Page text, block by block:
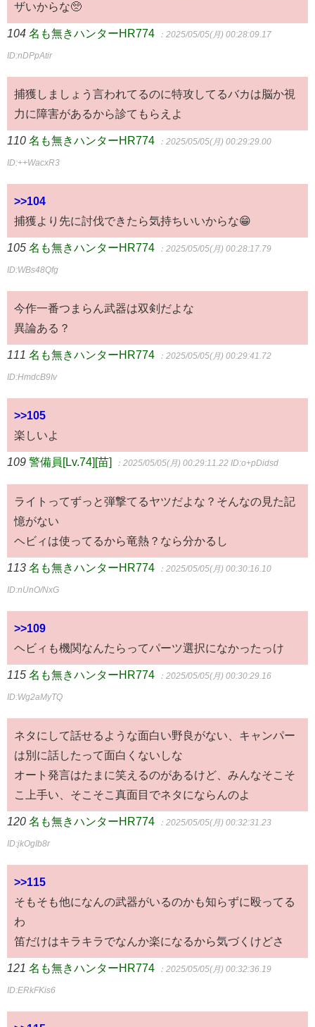
ザいからな🥺
104 名も無きハンターHR774 ：2025/05/05(月) 00:28:09.17
ID:nDPpAtir
捕獲しましょう言われてるのに特攻してるバカは脳か視
力に障害があるから診てもらえよ
110 名も無きハンターHR774 ：2025/05/05(月) 00:29:29.00
ID:++WacxR3
>>104
捕獲より先に討伐できたら気持ちいいからな😁
105 名も無きハンターHR774 ：2025/05/05(月) 00:28:17.79
ID:WBs48Qfg
今作一番つまらん武器は双剣だよな
異論ある？
111 名も無きハンターHR774 ：2025/05/05(月) 00:29:41.72
ID:HmdcB9Iv
>>105
楽しいよ
109 警備員[Lv.74][苗] ：2025/05/05(月) 00:29:11.22 ID:o+pDidsd
ライトってずっと弾撃てるヤツだよな？そんなの見た記
憶がない
ヘビィは使ってるから竜熱？なら分かるし
113 名も無きハンターHR774 ：2025/05/05(月) 00:30:16.10
ID:nUnO/NxG
>>109
ヘビィも機関なんたらってパーツ選択になかったっけ
115 名も無きハンターHR774 ：2025/05/05(月) 00:30:29.16
ID:Wg2aMyTQ
ネタにして話せるような面白い野良がない、キャンパー
は別に話したって面白くないしな
オート発言はたまに笑えるのがあるけど、みんなそこそ
こ上手い、そこそこ真面目でネタにならんのよ
120 名も無きハンターHR774 ：2025/05/05(月) 00:32:31.23
ID:jkOgIb8r
>>115
そもそも他になんの武器がいるのかも知らずに殴ってる
わ
笛だけはキラキラでなんか楽になるから気づくけどさ
121 名も無きハンターHR774 ：2025/05/05(月) 00:32:36.19
ID:ERkFKis6